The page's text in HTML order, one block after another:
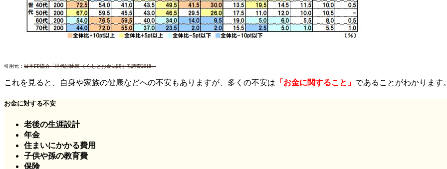
引用元： 日本FP協会「世代別比較 くらしとお金に関する調査2018」
これを見ると、自身や家族の健康などへの不安もありますが、多くの不安は 「お金に関すること」 であることがわかります
お金に対する不安
老後の生涯設計
年金
住まいにかかる費用
子供や孫の教育費
保険